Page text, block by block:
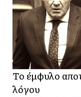
Το έμφυλο
λόγου